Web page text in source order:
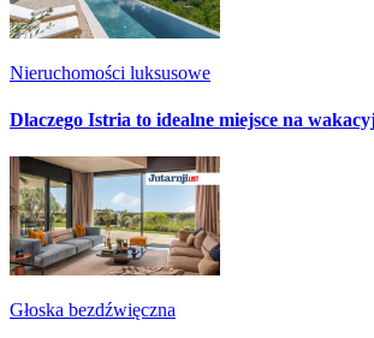
Nieruchomości luksusowe
Dlaczego Istria to idealne miejsce na
Głoska bezdźwięczna